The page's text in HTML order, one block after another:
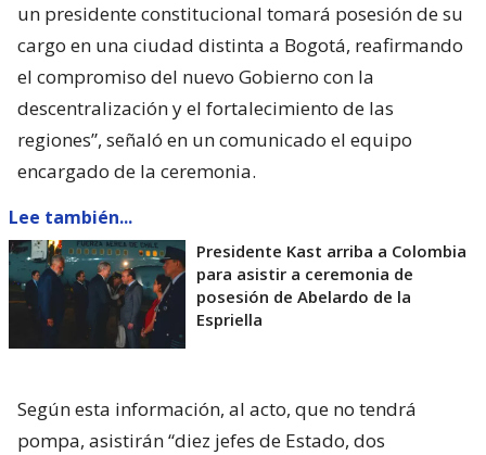
un presidente constitucional tomará posesión de su
cargo en una ciudad distinta a Bogotá, reafirmando
el compromiso del nuevo Gobierno con la
descentralización y el fortalecimiento de las
regiones”, señaló en un comunicado el equipo
encargado de la ceremonia.
Lee también...
Presidente Kast arriba a Colombia
para asistir a ceremonia de
posesión de Abelardo de la
Espriella
Según esta información, al acto, que no tendrá
pompa, asistirán “diez jefes de Estado, dos